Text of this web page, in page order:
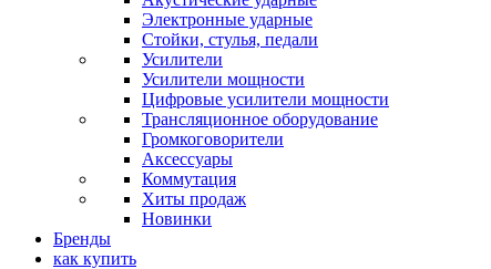
Электронные ударные
Стойки, стулья, педали
Усилители
Усилители мощности
Цифровые усилители мощности
Трансляционное оборудование
Громкоговорители
Аксессуары
Коммутация
Хиты продаж
Новинки
Бренды
как купить